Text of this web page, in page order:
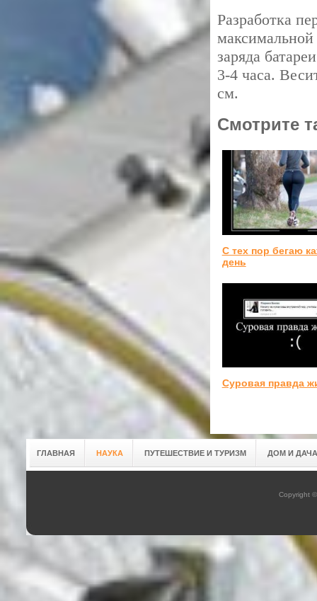
Разработка
заряда
3-4 часа.
см.
Смотрите
С тех пор бегаю
день
Суровая правда
ГЛАВНАЯ НАУКА ПУТЕШЕСТВИЕ И ТУРИЗМ ДОМ И ДАЧА
Copyright